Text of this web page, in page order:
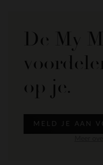
De My
op je.
MELD JE AAN